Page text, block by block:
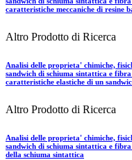
caratteristiche meccaniche di resine
Altro Prodotto di Ricerca
Analisi delle proprieta' chimiche,
sandwich di schiuma sintattica e
caratteristiche elastiche di un
Altro Prodotto di Ricerca
Analisi delle proprieta' chimiche,
sandwich di schiuma sintattica e
della schiuma sintattica